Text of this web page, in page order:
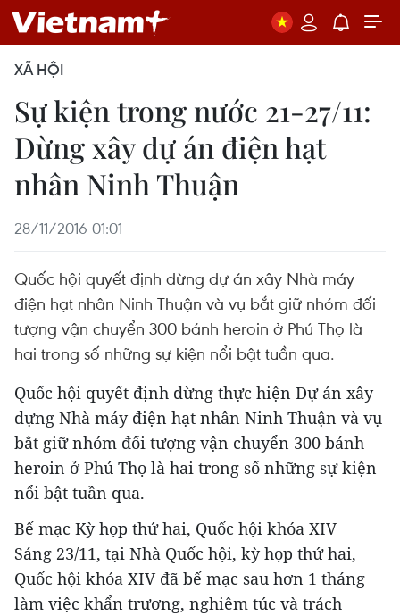
XÃ HỘI
Sự kiện trong nước 21-27/11:
Dừng xây dự án điện hạt
nhân Ninh Thuận
28/11/2016 01:01
Quốc hội quyết định dừng dự án xây Nhà máy
điện hạt nhân Ninh Thuận và vụ bắt giữ nhóm đối
tượng vận chuyển 300 bánh heroin ở Phú Thọ là
hai trong số những sự kiện nổi bật tuần qua.
Quốc hội quyết định dừng thực hiện Dự án xây
dựng Nhà máy điện hạt nhân Ninh Thuận và vụ
bắt giữ nhóm đối tượng vận chuyển 300 bánh
heroin ở Phú Thọ là hai trong số những sự kiện
nổi bật tuần qua.
Bế mạc Kỳ họp thứ hai, Quốc hội khóa XIV
Sáng 23/11, tại Nhà Quốc hội, kỳ họp thứ hai,
Quốc hội khóa XIV đã bế mạc sau hơn 1 tháng
làm việc khẩn trương, nghiêm túc và trách